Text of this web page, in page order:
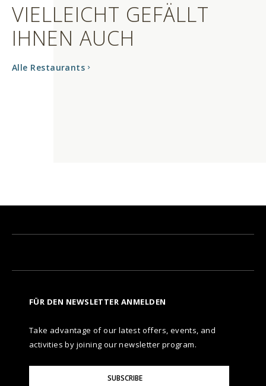
VIELLEICHT GEFÄLLT
IHNEN AUCH
Alle Restaurants
FÜR DEN NEWSLETTER ANMELDEN
Take advantage of our latest offers, events, and
activities by joining our newsletter program.
SUBSCRIBE